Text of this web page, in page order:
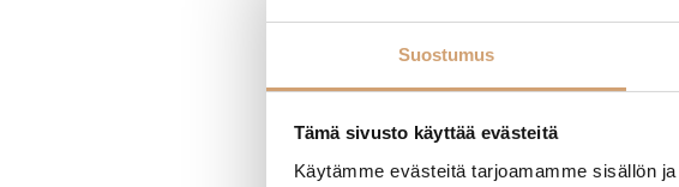
Suostumus
Tämä sivusto käyttää evästeitä
Käytämme evästeitä tarjoamamme sisällön